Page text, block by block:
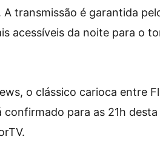
A transmissão é garantida
acessíveis da noite para o
o clássico carioca entre
confirmado para as 21h